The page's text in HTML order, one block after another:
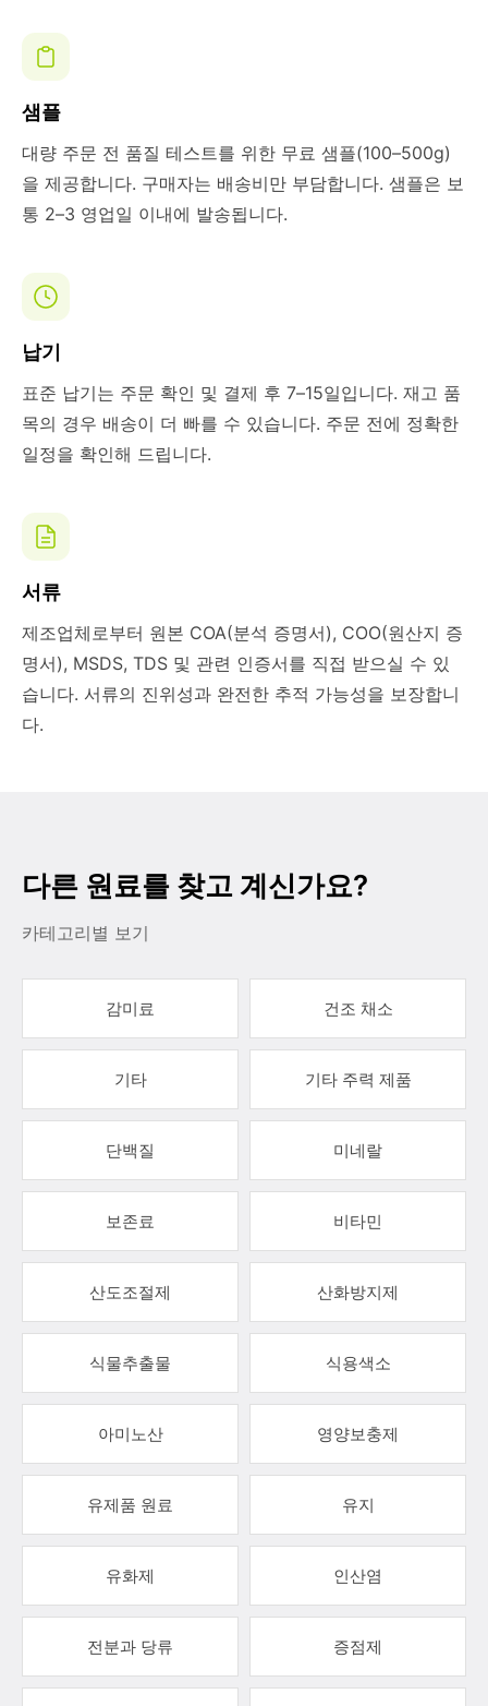
샘플
대량 주문 전 품질 테스트를 위한 무료 샘플(100–500g)
을 제공합니다. 구매자는 배송비만 부담합니다. 샘플은 보
통 2–3 영업일 이내에 발송됩니다.
납기
표준 납기는 주문 확인 및 결제 후 7–15일입니다. 재고 품
목의 경우 배송이 더 빠를 수 있습니다. 주문 전에 정확한
일정을 확인해 드립니다.
서류
제조업체로부터 원본 COA(분석 증명서), COO(원산지 증
명서), MSDS, TDS 및 관련 인증서를 직접 받으실 수 있
습니다. 서류의 진위성과 완전한 추적 가능성을 보장합니
다.
다른 원료를 찾고 계신가요?
카테고리별 보기
감미료 건조 채소
기타 기타 주력 제품
단백질 미네랄
보존료 비타민
산도조절제 산화방지제
식물추출물 식용색소
아미노산 영양보충제
유제품 원료 유지
유화제 인산염
전분과 당류 증점제